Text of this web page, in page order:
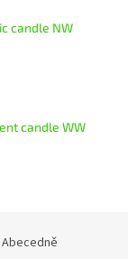
candle NW
candle WW
Abecedně